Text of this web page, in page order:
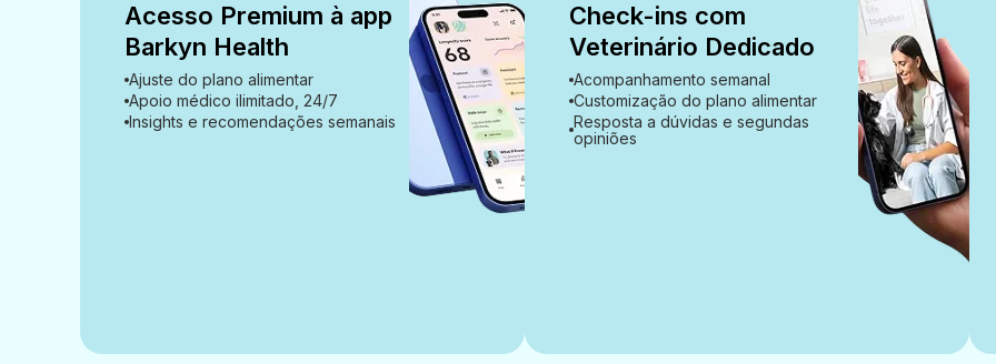
Acesso Premium à app
Barkyn Health
Ajuste do plano alimentar
Apoio médico ilimitado, 24/7
Insights e recomendações semanais
Check-ins com
Veterinário Dedicado
Acompanhamento semanal
Customização do plano alimentar
Resposta a dúvidas e segundas
opiniões